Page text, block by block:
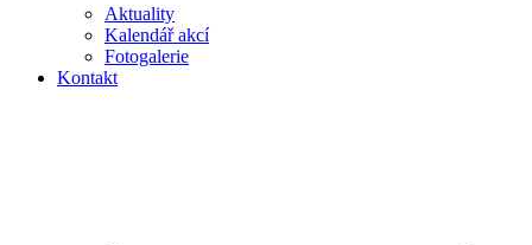
Aktuality
Kalendář akcí
Fotogalerie
Kontakt